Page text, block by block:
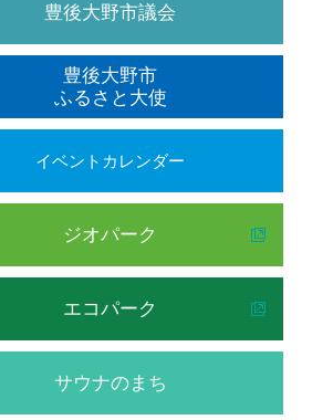
豊後大野市議会
豊後大野市
ふるさと大使
イベントカレンダー
ジオパーク
エコパーク
サウナのまち